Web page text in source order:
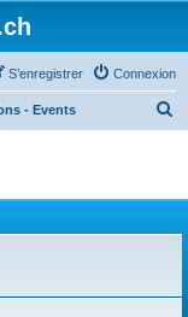
Connexion
S’enregistrer
- Events